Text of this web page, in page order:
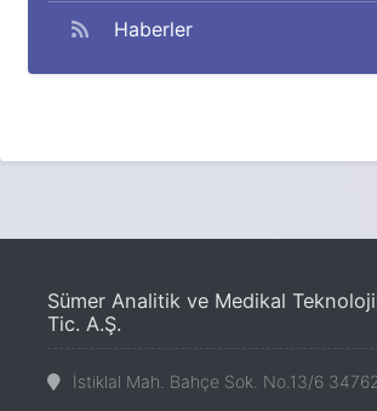
Haberler
Sümer Analitik ve Medikal
Tic. A.Ş.
İstiklal Mah. Bahçe Sok. No.13/6